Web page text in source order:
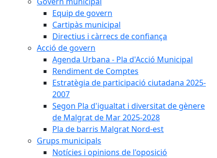
Equip de govern
Cartipàs municipal
Directius i càrrecs de confiança
Acció de govern
Agenda Urbana - Pla d'Acció Municipal
Rendiment de Comptes
Estratègia de participació ciutadana 2025-
2007
Segon Pla d'igualtat i diversitat de gènere
de Malgrat de Mar 2025-2028
Pla de barris Malgrat Nord-est
Grups municipals
Notícies i opinions de l'oposició